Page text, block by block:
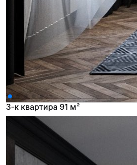
3-к квартира 91 м²